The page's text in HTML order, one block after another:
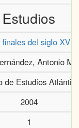
Estudios
del siglo XVI.
Antonio
de Estudios
2004
1